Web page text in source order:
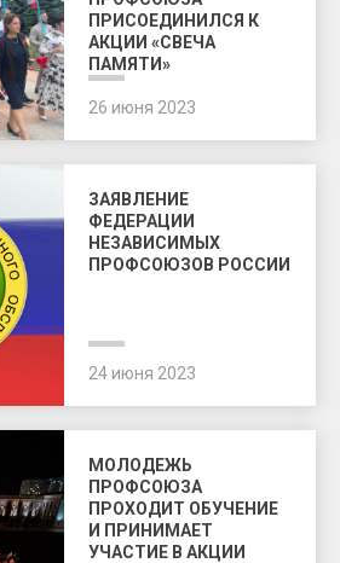
ПРИСОЕДИНИЛСЯ К
АКЦИИ «СВЕЧА
ПАМЯТИ»
26 июня 2023
ЗАЯВЛЕНИЕ
ФЕДЕРАЦИИ
НЕЗАВИСИМЫХ
ПРОФСОЮЗОВ РОССИИ
24 июня 2023
МОЛОДЕЖЬ
ПРОФСОЮЗА
ПРОХОДИТ ОБУЧЕНИЕ
И ПРИНИМАЕТ
УЧАСТИЕ В АКЦИИ